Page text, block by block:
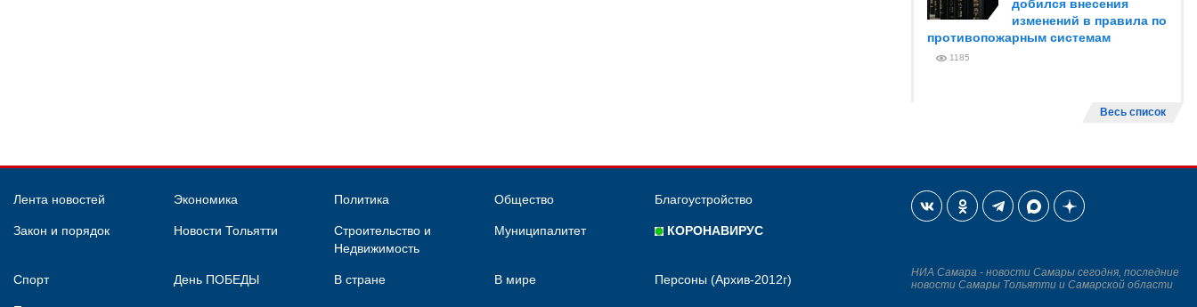
добился внесения
изменений в правила по
противопожарным системам
1185
Весь список
Лента новостей Экономика Политика Общество Благоустройство
Закон и порядок Новости Тольятти
Строительство и
Недвижимость
Муниципалитет КОРОНАВИРУС
Спорт День ПОБЕДЫ В стране В мире Персоны (Архив-2012г)
НИА Самара - новости Самары сегодня, последние
новости Самары Тольятти и Самарской области